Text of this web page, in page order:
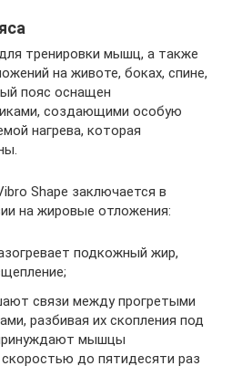
тренировки мышц, а также
на животе, боках, спине,
пояс оснащен
создающими особую
нагрева, которая
Shape заключается в
на жировые отложения:
подкожный жир,
связи между прогретыми
разбивая их скопления под
мышцы
до пятидесяти раз